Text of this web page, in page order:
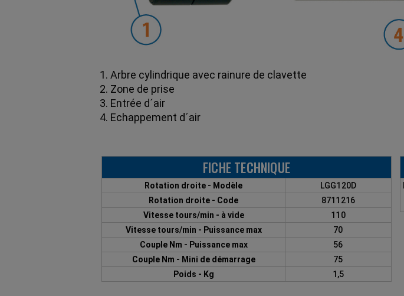
1. Arbre cylindrique avec rainure de clavette
2. Zone de prise
3. Entrée d´air
4. Echappement d´air
FICHE TECHNIQUE
Rotation droite - Modèle
LGG120D
Rotation droite - Code
8711216
Vitesse tours/min - à vide
110
Vitesse tours/min - Puissance max
70
Couple Nm - Puissance max
56
Couple Nm - Mini de démarrage
75
Poids - Kg
1,5